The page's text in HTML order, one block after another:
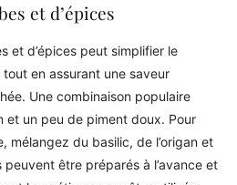
et d’épices
et d’épices peut simplifier le
en assurant une saveur
Une combinaison populaire
et un peu de piment doux. Pour
mélangez du basilic, de l’origan et
être préparés à l’avance et